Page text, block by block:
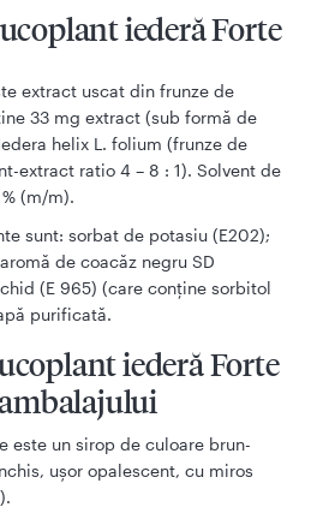
iederă Forte
extract uscat din frunze de
33 mg extract (sub formă de
helix L. folium (frunze de
extract ratio 4 – 8 : 1). Solvent de
(m/m).
sunt: sorbat de potasiu (E202);
de coacăz negru SD
(E 965) (care conține sorbitol
purificată.
iederă Forte
este un sirop de culoare brun-
ușor opalescent, cu miros